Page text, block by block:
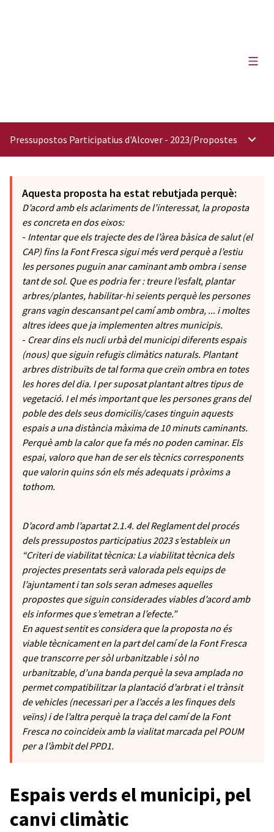
Pressupostos Participatius d'Alcover - 2023/Propostes
Aquesta proposta ha estat rebutjada perquè:
D’acord amb els aclariments de l’interessat, la proposta
es concreta en dos eixos:
- Intentar que els trajecte des de l’àrea bàsica de salut (el
CAP) fins la Font Fresca sigui més verd perquè a l’estiu
les persones puguin anar caminant amb ombra i sense
tant de sol. Que es podria fer : treure l’esfalt, plantar
arbres/plantes, habilitar-hi seients perquè les persones
grans vagin descansant pel camí amb ombra, ... i moltes
altres idees que ja implementen altres municipis.
- Crear dins els nucli urbà del municipi diferents espais
(nous) que siguin refugis climàtics naturals. Plantant
arbres distribuïts de tal forma que creïn ombra en totes
les hores del dia. I per suposat plantant altres tipus de
vegetació. I el més important que les persones grans del
poble des dels seus domicilis/cases tinguin aquests
espais a una distància màxima de 10 minuts caminants.
Perquè amb la calor que fa més no poden caminar. Els
espai, valoro que han de ser els tècnics corresponents
que valorin quins són els més adequats i pròxims a
tothom.
D’acord amb l’apartat 2.1.4. del Reglament del procés
dels pressupostos participatius 2023 s’estableix un
“Criteri de viabilitat tècnica: La viabilitat tècnica dels
projectes presentats serà valorada pels equips de
l’ajuntament i tan sols seran admeses aquelles
propostes que siguin considerades viables d’acord amb
els informes que s’emetran a l’efecte.”
En aquest sentit es considera que la proposta no és
viable tècnicament en la part del camí de la Font Fresca
que transcorre per sòl urbanitzable i sòl no
urbanitzable, d’una banda perquè la seva amplada no
permet compatibilitzar la plantació d’arbrat i el trànsit
de vehicles (necessari per a l’accés a les finques dels
veïns) i de l’altra perquè la traça del camí de la Font
Fresca no coincideix amb la vialitat marcada pel POUM
per a l’àmbit del PPD1.
Espais verds el municipi, pel
canvi climàtic